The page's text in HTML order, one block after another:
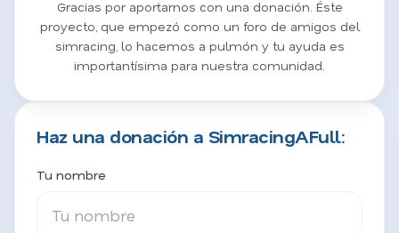
Gracias por aportarnos con una donación. Éste
proyecto, que empezó como un foro de amigos del
simracing, lo hacemos a pulmón y tu ayuda es
importantísima para nuestra comunidad.
Haz una donación a SimracingAFull:
Tu nombre